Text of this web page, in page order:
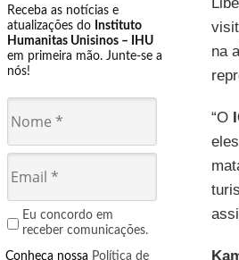
Receba as notícias e
atualizações do Instituto
Humanitas Unisinos – IHU
em primeira mão. Junte-se a
nós!
Eu concordo em
receber comunicações.
Conheça nossa Política de
na
“O